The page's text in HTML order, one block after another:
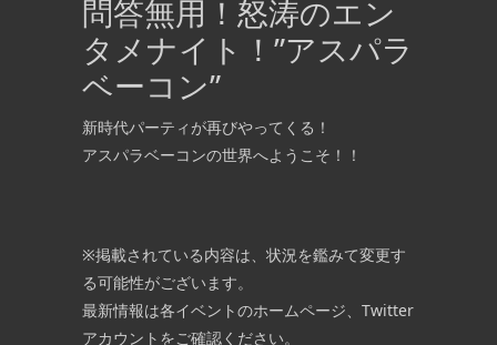
問答無用！怒涛のエン
タメナイト！”アスパラ
ベーコン”
新時代パーティが再びやってくる！
アスパラベーコンの世界へようこそ！！
※掲載されている内容は、状況を鑑みて変更す
る可能性がございます。
最新情報は各イベントのホームページ、Twitter
アカウントをご確認ください。